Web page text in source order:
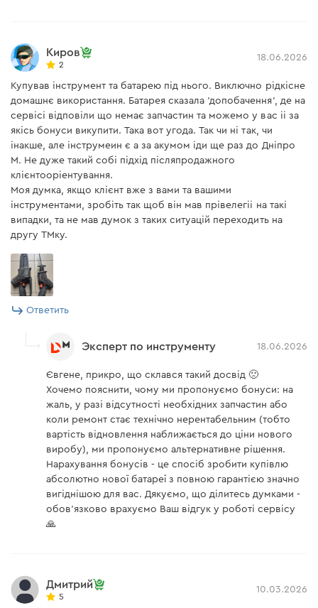
Киров
2
18.06.2026
Купував інструмент та батарею під нього. Виключно рідкісне
домашнє використання. Батарея сказала 'допобачення', де на
сервісі відповіли що немає запчастин та можемо у вас іі за
якісь бонуси викупити. Така вот угода. Так чи ні так, чи
інакше, але інструмеин є а за акумом іди ще раз до Дніпро
М. Не дуже такий собі підхід післяпродажного
клієнтооріентування.
Моя думка, якщо клієнт вже з вами та вашими
інструментами, зробіть так щоб він мав прівелегіі на такі
випадки, та не мав думок з таких ситуацій переходить на
другу ТМку.
Ответить
Эксперт по инструменту 18.06.2026
Євгене, прикро, що склався такий досвід 🙁
Хочемо пояснити, чому ми пропонуємо бонуси: на
жаль, у разі відсутності необхідних запчастин або
коли ремонт стає технічно нерентабельним (тобто
вартість відновлення наближається до ціни нового
виробу), ми пропонуємо альтернативне рішення.
Нарахування бонусів - це спосіб зробити купівлю
абсолютно нової батареї з повною гарантією значно
вигіднішою для вас. Дякуємо, що ділитесь думками -
обов'язково врахуємо Ваш відгук у роботі сервісу
🙏
Дмитрий
5
10.03.2026